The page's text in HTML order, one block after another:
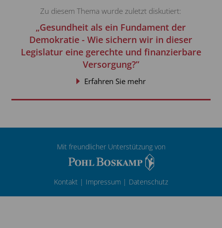
Zu diesem Thema wurde zuletzt diskutiert:
„Gesundheit als ein Fundament der
Demokratie - Wie sichern wir in dieser
Legislatur eine gerechte und finanzierbare
Versorgung?”
Erfahren Sie mehr
Mit freundlicher Unterstützung von
Kontakt | Impressum | Datenschutz